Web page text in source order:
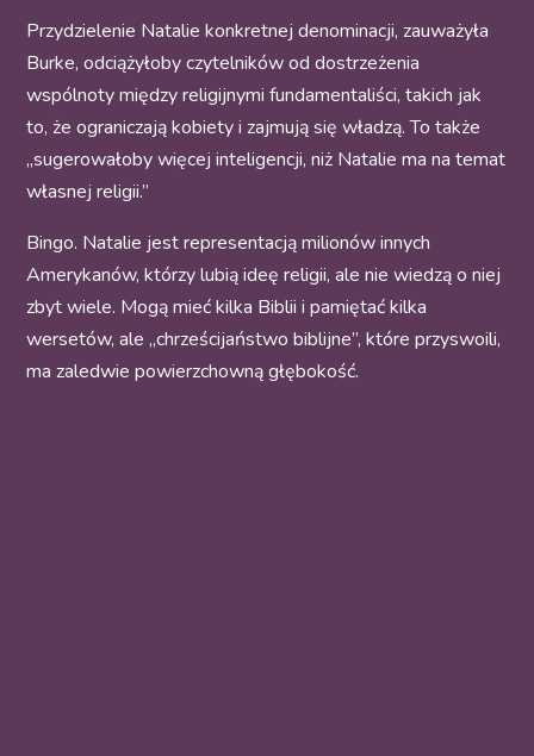
Przydzielenie Natalie konkretnej denominacji, zauważyła
Burke, odciążyłoby czytelników od dostrzeżenia
wspólnoty między religijnymi fundamentaliści, takich jak
to, że ograniczają kobiety i zajmują się władzą. To także
„sugerowałoby więcej inteligencji, niż Natalie ma na temat
własnej religii.”
Bingo. Natalie jest representacją milionów innych
Amerykanów, którzy lubią ideę religii, ale nie wiedzą o niej
zbyt wiele. Mogą mieć kilka Biblii i pamiętać kilka
wersetów, ale „chrześcijaństwo biblijne”, które przyswoili,
ma zaledwie powierzchowną głębokość.